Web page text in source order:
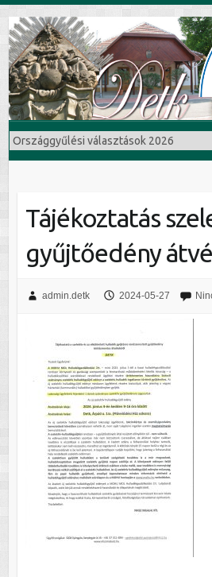
Tájékoztatás
gyűjtőedény
admin.detk 2024-05-27